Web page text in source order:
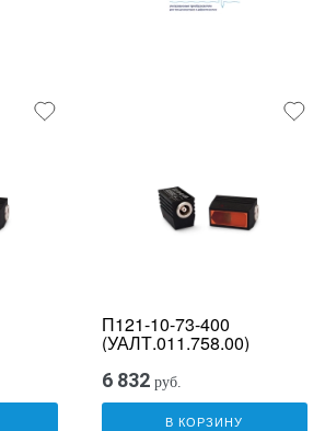
П121-10-73-400
(УАЛТ.011.758.00)
6 832 руб.
В КОРЗИНУ